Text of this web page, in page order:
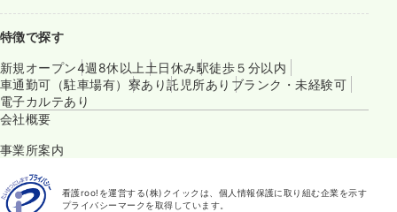
特徴で探す
新規オープン4週8休以上 土日休み駅徒歩５分以内
車通勤可（駐車場有） 寮あり託児所あり ブランク・未経験可
電子カルテあり
会社概要
事業所案内
看護roo!を運営する(株)クイックは、個人情報保護に取り組む企業を示す
プライバシーマークを取得しています。